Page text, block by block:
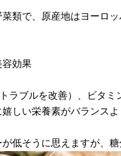
類で、原産地はヨーロ
効果
ラブルを改善）、ビタ
しい栄養素がバランスよ
低そうに思えますが、